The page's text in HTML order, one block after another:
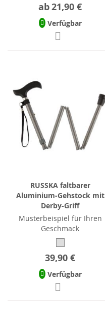
ab21,90 €
Verfügbar
RUSSKA faltbarer
Aluminium-Gehstock mit
Derby-Griff
Musterbeispiel für Ihren
Geschmack
39,90 €
Verfügbar